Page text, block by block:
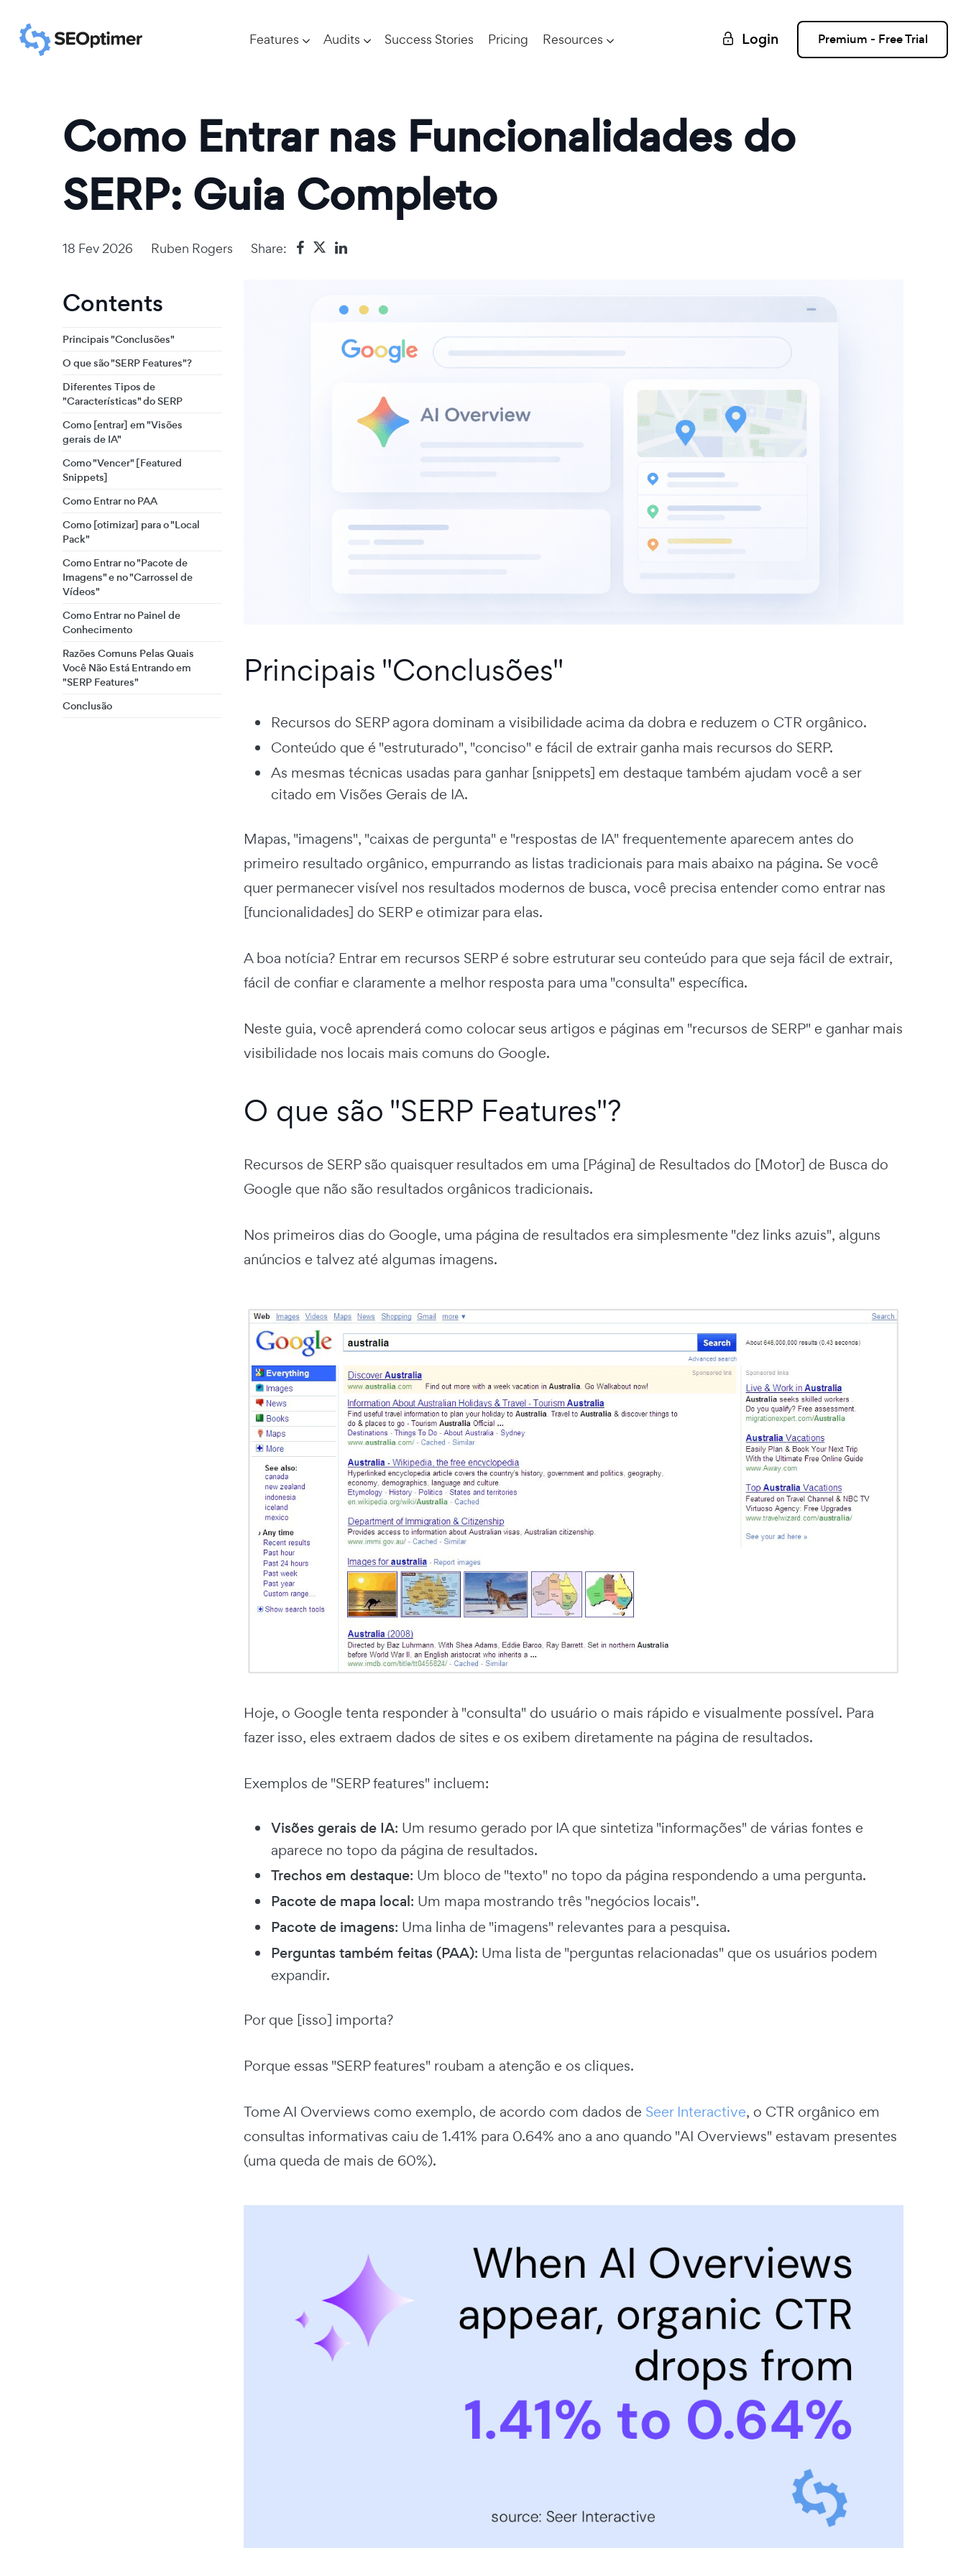
Features Audits Success Stories Pricing Resources Login Premium - Free Trial
Como Entrar nas Funcionalidades do
SERP: Guia Completo
18 Fev 2026 Ruben Rogers Share:
Contents
Principais "Conclusões"
O que são "SERP Features"?
Diferentes Tipos de
"Características" do SERP
Como [entrar] em "Visões
gerais de IA"
Como "Vencer" [Featured
Snippets]
Como Entrar no PAA
Como [otimizar] para o "Local
Pack"
Como Entrar no "Pacote de
Imagens" e no "Carrossel de
Vídeos"
Como Entrar no Painel de
Conhecimento
Razões Comuns Pelas Quais
Você Não Está Entrando em
"SERP Features"
Conclusão
Principais "Conclusões"
Recursos do SERP agora dominam a visibilidade acima da dobra e reduzem o CTR orgânico.
Conteúdo que é "estruturado", "conciso" e fácil de extrair ganha mais recursos do SERP.
As mesmas técnicas usadas para ganhar [snippets] em destaque também ajudam você a ser
citado em Visões Gerais de IA.
Mapas, "imagens", "caixas de pergunta" e "respostas de IA" frequentemente aparecem antes do
primeiro resultado orgânico, empurrando as listas tradicionais para mais abaixo na página. Se você
quer permanecer visível nos resultados modernos de busca, você precisa entender como entrar nas
[funcionalidades] do SERP e otimizar para elas.
A boa notícia? Entrar em recursos SERP é sobre estruturar seu conteúdo para que seja fácil de extrair,
fácil de confiar e claramente a melhor resposta para uma "consulta" específica.
Neste guia, você aprenderá como colocar seus artigos e páginas em "recursos de SERP" e ganhar mais
visibilidade nos locais mais comuns do Google.
O que são "SERP Features"?
Recursos de SERP são quaisquer resultados em uma [Página] de Resultados do [Motor] de Busca do
Google que não são resultados orgânicos tradicionais.
Nos primeiros dias do Google, uma página de resultados era simplesmente "dez links azuis", alguns
anúncios e talvez até algumas imagens.
Hoje, o Google tenta responder à "consulta" do usuário o mais rápido e visualmente possível. Para
fazer isso, eles extraem dados de sites e os exibem diretamente na página de resultados.
Exemplos de "SERP features" incluem:
Visões gerais de IA: Um resumo gerado por IA que sintetiza "informações" de várias fontes e
aparece no topo da página de resultados.
Trechos em destaque: Um bloco de "texto" no topo da página respondendo a uma pergunta.
Pacote de mapa local: Um mapa mostrando três "negócios locais".
Pacote de imagens: Uma linha de "imagens" relevantes para a pesquisa.
Perguntas também feitas (PAA): Uma lista de "perguntas relacionadas" que os usuários podem
expandir.
Por que [isso] importa?
Porque essas "SERP features" roubam a atenção e os cliques.
Tome AI Overviews como exemplo, de acordo com dados de Seer Interactive, o CTR orgânico em
consultas informativas caiu de 1.41% para 0.64% ano a ano quando "AI Overviews" estavam presentes
(uma queda de mais de 60%).